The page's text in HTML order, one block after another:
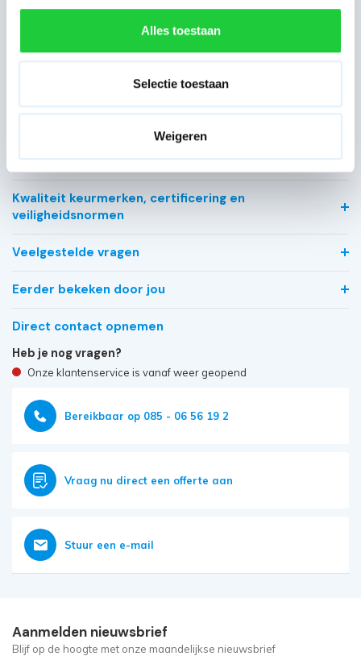
Alles toestaan
Selectie toestaan
Weigeren
Voorloopleuning Geen
Type gebruik
Doe-het-zelf
Bekijk alle specificaties
Meest behulpzame reviews
Kwaliteit keurmerken, certificering en
veiligheidsnormen
Veelgestelde vragen
Eerder bekeken door jou
Direct contact opnemen
Heb je nog vragen?
Onze klantenservice is vanaf weer geopend
Bereikbaar op 085 - 06 56 19 2
Vraag nu direct een offerte aan
Stuur een e-mail
Aanmelden nieuwsbrief
Blijf op de hoogte met onze maandelijkse nieuwsbrief